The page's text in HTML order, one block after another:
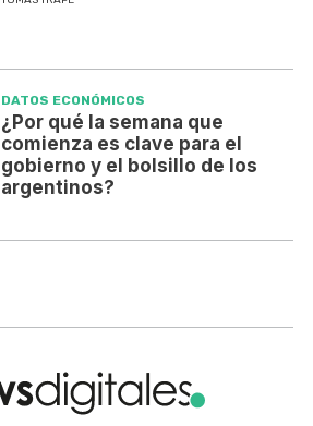
DATOS ECONÓMICOS
¿Por qué la semana que
comienza es clave para el
gobierno y el bolsillo de los
argentinos?